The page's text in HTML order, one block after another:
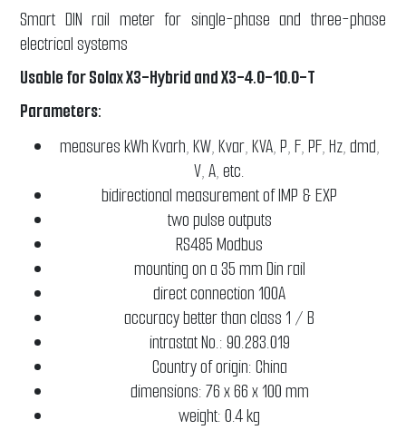
Smart DIN rail meter for single-phase and three-phase
electrical systems
Usable for Solax X3-Hybrid and X3-4.0-10.0-T
Parameters:
measures kWh Kvarh, KW, Kvar, KVA, P, F, PF, Hz, dmd,
V, A, etc.
bidirectional measurement of IMP & EXP
two pulse outputs
RS485 Modbus
mounting on a 35 mm Din rail
direct connection 100A
accuracy better than class 1 / B
intrastat No.: 90.283.019
Country of origin: China
dimensions: 76 x 66 x 100 mm
weight: 0.4 kg